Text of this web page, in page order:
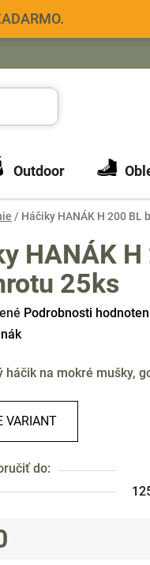
Outdoor
/ Háčiky HANÁK H 200 BL
HANÁK
25ks
Podrobnosti
háčik na mokré mušky,
VARIANT
do: